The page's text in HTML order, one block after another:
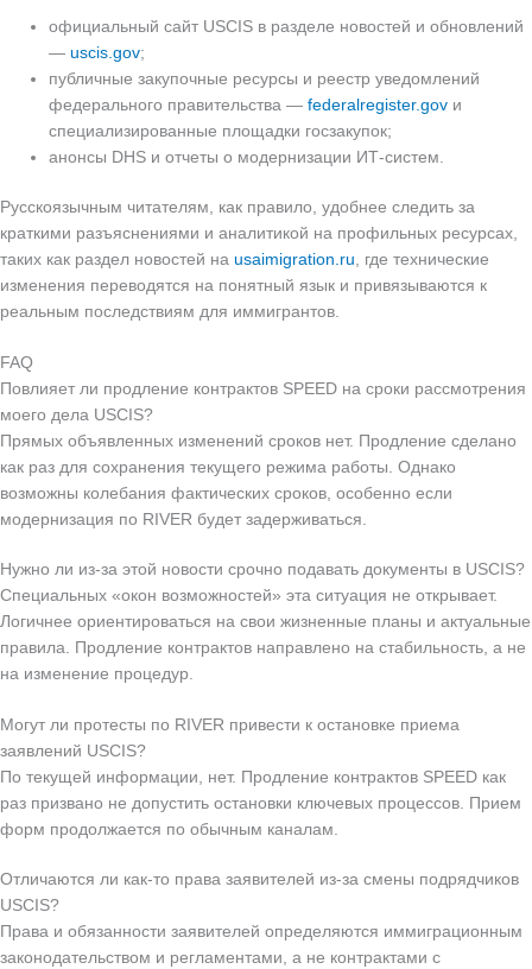
официальный сайт USCIS в разделе новостей и обновлений
—uscis.gov;
публичные закупочные ресурсы и реестр уведомлений
федерального правительства —federalregister.gov и
специализированные площадки госзакупок;
анонсы DHS и отчеты о модернизации ИТ‑систем.
Русскоязычным читателям, как правило, удобнее следить за
краткими разъяснениями и аналитикой на профильных ресурсах,
таких как раздел новостей на usaimigration.ru, где технические
изменения переводятся на понятный язык и привязываются к
реальным последствиям для иммигрантов.
FAQ
Повлияет ли продление контрактов SPEED на сроки рассмотрения
моего дела USCIS?
Прямых объявленных изменений сроков нет. Продление сделано
как раз для сохранения текущего режима работы. Однако
возможны колебания фактических сроков, особенно если
модернизация по RIVER будет задерживаться.
Нужно ли из‑за этой новости срочно подавать документы в USCIS?
Специальных «окон возможностей» эта ситуация не открывает.
Логичнее ориентироваться на свои жизненные планы и актуальные
правила. Продление контрактов направлено на стабильность, а не
на изменение процедур.
Могут ли протесты по RIVER привести к остановке приема
заявлений USCIS?
По текущей информации, нет. Продление контрактов SPEED как
раз призвано не допустить остановки ключевых процессов. Прием
форм продолжается по обычным каналам.
Отличаются ли как‑то права заявителей из‑за смены подрядчиков
USCIS?
Права и обязанности заявителей определяются иммиграционным
законодательством и регламентами, а не контрактами с